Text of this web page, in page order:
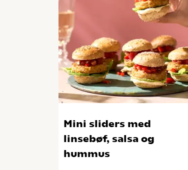
Mini sliders med
linsebøf, salsa og
hummus